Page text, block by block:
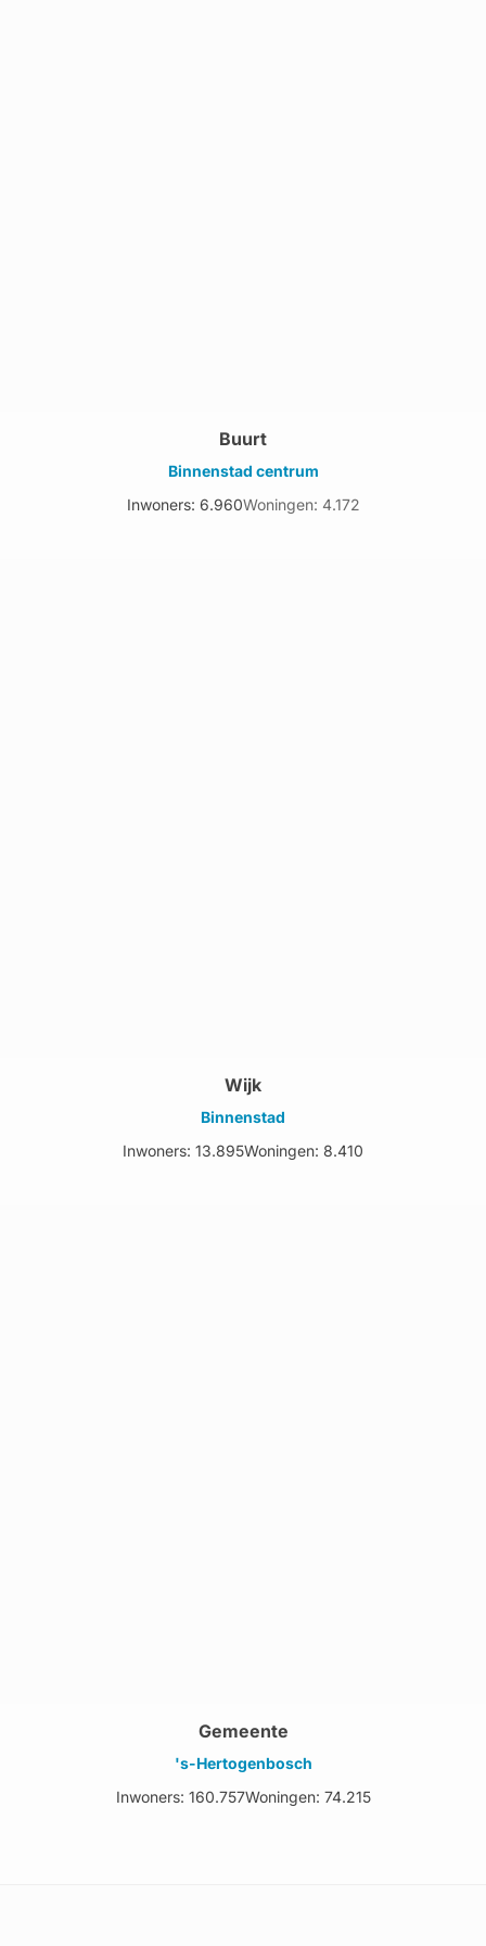
Buurt
Binnenstad centrum
Inwoners: 6.960Woningen: 4.172
Wijk
Binnenstad
Inwoners: 13.895Woningen: 8.410
Gemeente
's-Hertogenbosch
Inwoners: 160.757Woningen: 74.215